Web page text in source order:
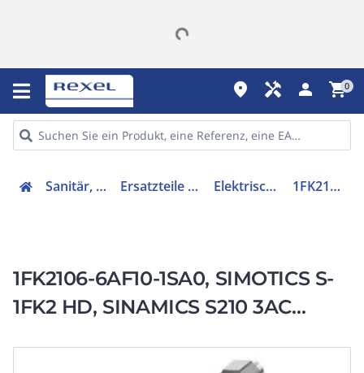
place handyman person shopping_cart0
Sanitär, Heizung, Klima Ersatzteile für Ausstattungen Elektrischer Servomotor 1FK21066AF101SA0
1FK2106-6AF10-1SA0, SIMOTICS S-
1FK2 HD, SINAMICS S210 3AC